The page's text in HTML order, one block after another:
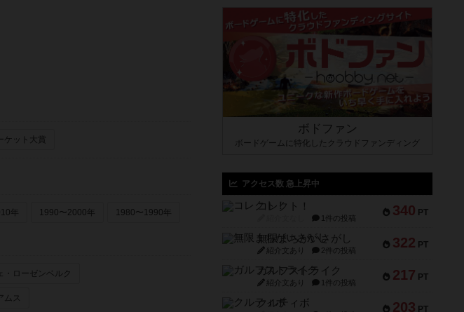
ット大賞
年 1990〜2000年 1980〜1990年
・ローゼンベルク
ムス
ボドファン
ボードゲームに特化したクラウドファンディング
アクセス数 急上昇中
340 PT
コレクト！
1件の投稿
322 PT
無限まちがいさがし
紹介文あり 2件の投稿
217 PT
ガルフストライク
紹介文あり 1件の投稿
203 PT
クルティボ